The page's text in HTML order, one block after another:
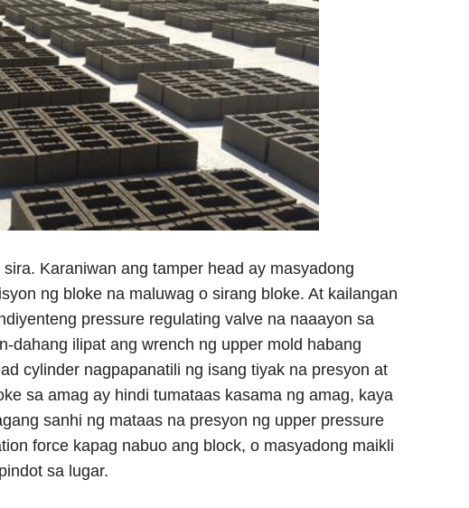
Karaniwan ang tamper head ay masyadong
ng bloke na maluwag o sirang bloke. At kailangan
pressure regulating valve na naaayon sa
dahang ilipat ang wrench ng upper mold habang
cylinder nagpapanatili ng isang tiyak na presyon at
sa amag ay hindi tumataas kasama ng amag, kaya
sanhi ng mataas na presyon ng upper pressure
force kapag nabuo ang block, o masyadong maikli
sa lugar.